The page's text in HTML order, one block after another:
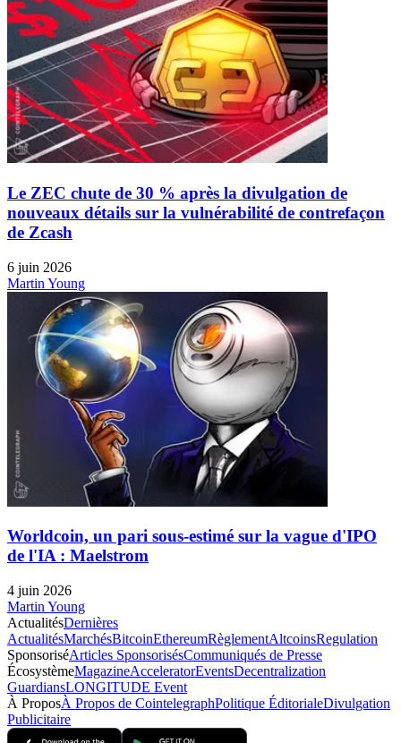
Le ZEC chute de 30 % après la divulgation de
nouveaux détails sur la vulnérabilité de contrefaçon
de Zcash
6 juin 2026
Martin Young
Worldcoin, un pari sous-estimé sur la vague d'IPO
de l'IA : Maelstrom
4 juin 2026
Martin Young
ActualitésDernières
ActualitésMarchésBitcoinEthereumRèglementAltcoinsRegulation
SponsoriséArticles SponsorisésCommuniqués de Presse
ÉcosystèmeMagazineAcceleratorEventsDecentralization
GuardiansLONGITUDE Event
À ProposÀ Propos de CointelegraphPolitique ÉditorialeDivulgation
Publicitaire